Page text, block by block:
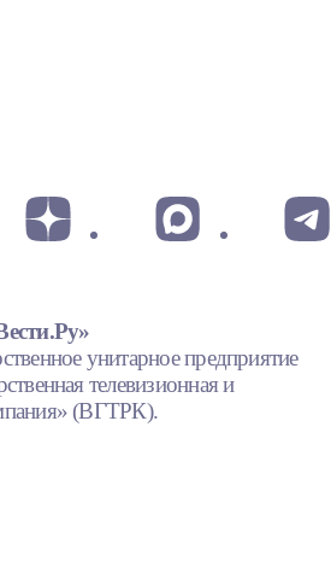
унитарное предприятие
телевизионная и
(ВГТРК).